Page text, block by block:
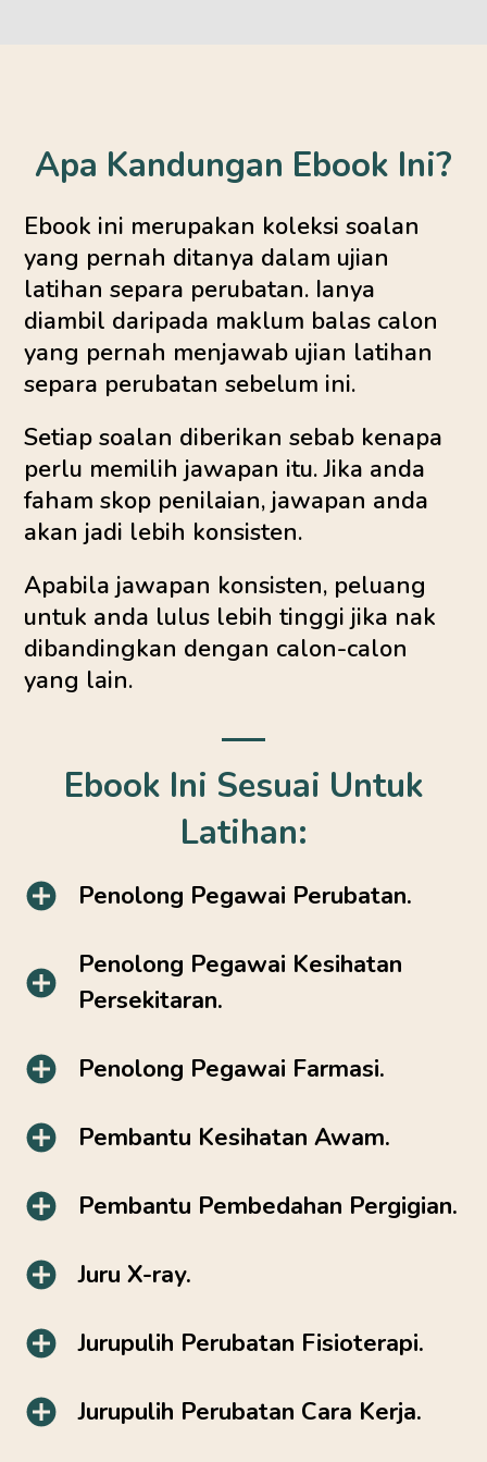
Apa Kandungan Ebook Ini?
Ebook ini merupakan koleksi soalan
yang pernah ditanya dalam ujian
latihan separa perubatan. Ianya
diambil daripada maklum balas calon
yang pernah menjawab ujian latihan
separa perubatan sebelum ini.
Setiap soalan diberikan sebab kenapa
perlu memilih jawapan itu. Jika anda
faham skop penilaian, jawapan anda
akan jadi lebih konsisten.
Apabila jawapan konsisten, peluang
untuk anda lulus lebih tinggi jika nak
dibandingkan dengan calon-calon
yang lain.
Ebook Ini Sesuai Untuk
Latihan:
Penolong Pegawai Perubatan.
Penolong Pegawai Kesihatan
Persekitaran.
Penolong Pegawai Farmasi.
Pembantu Kesihatan Awam.
Pembantu Pembedahan Pergigian.
Juru X-ray.
Jurupulih Perubatan Fisioterapi.
Jurupulih Perubatan Cara Kerja.